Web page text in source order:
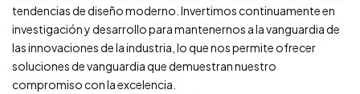
tendencias de diseño moderno. Invertimos continuamente en
investigación y desarrollo para mantenernos a la vanguardia de
las innovaciones de la industria, lo que nos permite ofrecer
soluciones de vanguardia que demuestran nuestro
compromiso con la excelencia.